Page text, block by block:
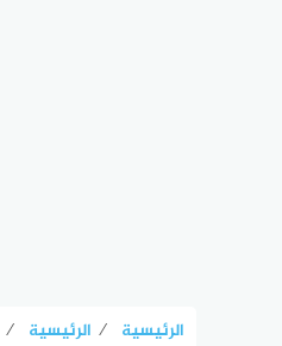
الرئيسية ⁄ الرئيسية ⁄